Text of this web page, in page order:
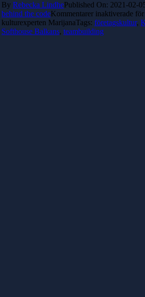
By Rebecka LindhePublished On: 2021-02-
behind the codeKommentarer inaktiverade
kulturexperten MarijanaTags: företagskultur,
Softhouse Balkans, teambuilding